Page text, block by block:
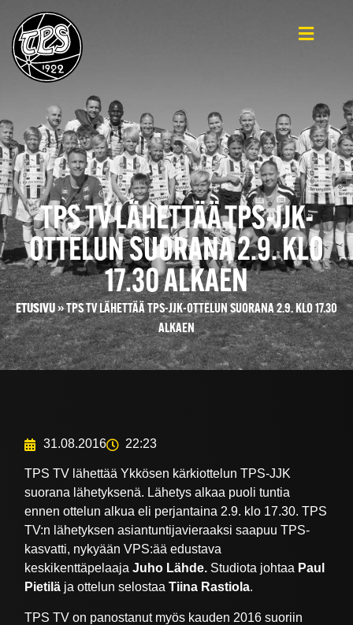
TPS TV LÄHETTÄÄ TPS-JJK-
OTTELUN SUORANA 2.9. KLO
17.30 ALKAEN
ETUSIVU»TPS TV LÄHETTÄÄ TPS-JJK-OTTELUN SUORANA 2.9. KLO 17.30
ALKAEN
31.08.2016 22:23
TPS TV lähettää Ykkösen kärkiottelun TPS-JJK
suorana lähetyksenä. Lähetys alkaa puoli tuntia
ennen ottelun alkua eli perjantaina 2.9. klo 17.30. TPS
TV:n lähetyksen asiantuntijavieraaksi saapuu TPS-
kasvatti, nykyään VPS:ää edustava
keskikenttäpelaajaJuho Lähde. Studiota johtaa Paul
Pietilä ja ottelun selostaaTiina Rastiola.
TPS TV on panostanut myös kauden 2016 suoriin